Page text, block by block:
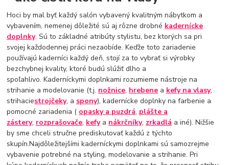
Hoci by mal byť každý salón vybavený kvalitným nábytkom a
vybavením, nemenej dôležité sú aj rôzne drobné kadernícke
doplnky. Sú to základné atribúty stylistu, bez ktorých sa pri
svojej každodennej práci nezaobíde. Keďže toto zariadenie
používajú kaderníci každý deň, stojí za to vybrať si výrobky
bezchybnej kvality, ktoré budú slúžiť dlho a
spoľahlivo. Kaderníckymi doplnkami rozumieme nástroje na
strihanie a modelovanie (t.j. nožnice, hrebene a kefy na vlasy,
strihaciestrojčeky, a spony), kadernícke doplnky na farbenie a
pomocné zariadenia ( opasky a puzdrá, plášte a
zástery, rozprašovače, kefya nákrčníky, zrkadlá a iné). Nižšie
by sme chceli stručne prediskutovať každú z týchto
skupín.Najdôležitejšími kaderníckymi doplnkami sú samozrejme
vybavenie potrebné na styling, modelovanie a strihanie. Pri